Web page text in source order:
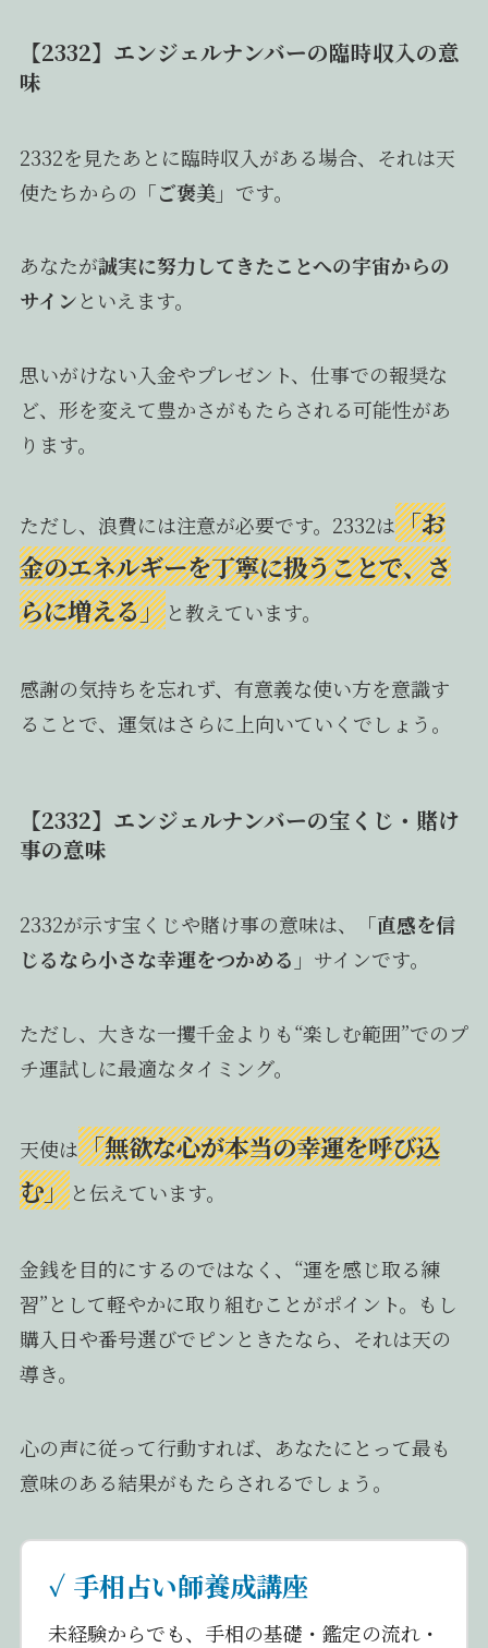
【2332】エンジェルナンバーの臨時収入の意
味
2332を見たあとに臨時収入がある場合、それは天
使たちからの 「ご褒美」 です。
あなたが誠実に努力してきたことへの宇宙からの
サインといえます。
思いがけない入金やプレゼント、仕事での報奨な
ど、形を変えて豊かさがもたらされる可能性があ
ります。
ただし、浪費には注意が必要です。2332は「お
金のエネルギーを丁寧に扱うことで、さ
らに増える」と教えています。
感謝の気持ちを忘れず、有意義な使い方を意識す
ることで、運気はさらに上向いていくでしょう。
【2332】エンジェルナンバーの宝くじ・賭け
事の意味
2332が示す宝くじや賭け事の意味は、
「直感を信
じるなら小さな幸運をつかめる」 サインです。
ただし、大きな一攫千金よりも“楽しむ範囲”でのプ
チ運試しに最適なタイミング。
天使は「無欲な心が本当の幸運を呼び込
む」と伝えています。
金銭を目的にするのではなく、“運を感じ取る練
習”として軽やかに取り組むことがポイント。もし
購入日や番号選びでピンときたなら、それは天の
導き。
心の声に従って行動すれば、あなたにとって最も
意味のある結果がもたらされるでしょう。
✓ 手相占い師養成講座
未経験からでも、手相の基礎・鑑定の流れ・